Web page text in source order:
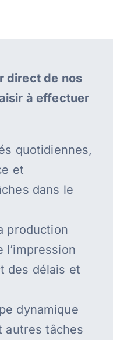
direct de nos
à effectuer
quotidiennes,
et
dans le
production
l’impression
des délais et
dynamique
autres tâches